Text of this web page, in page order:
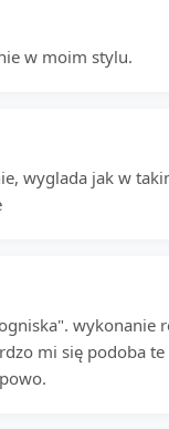
w moim stylu.
wyglada jak w
wykonanie
mi się podoba